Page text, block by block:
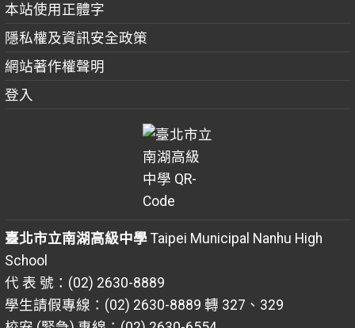
本站使用正體字
隱私權及資訊安全政策
網站著作權聲明
登入
臺北市立南湖高級中學Taipei Municipal Nanhu High
School
代 表 號：(02) 2630-8889
學生請假專線：(02) 2630-8889 轉 327、329